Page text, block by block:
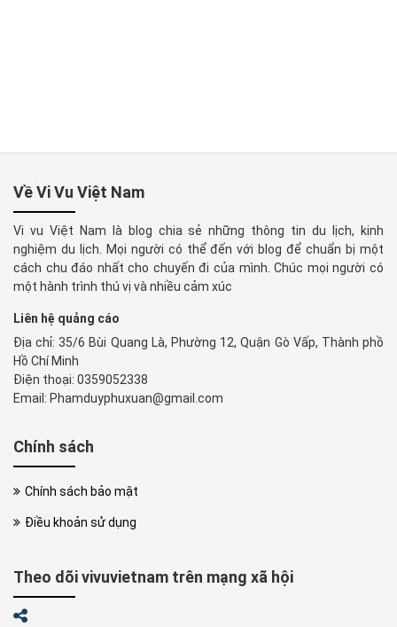
Về Vi Vu Việt Nam
Vi vu Việt Nam là blog chia sẻ những thông tin du lịch, kinh
nghiệm du lịch. Mọi người có thể đến với blog để chuẩn bị một
cách chu đáo nhất cho chuyến đi của mình. Chúc mọi người có
một hành trình thú vị và nhiều cảm xúc
Liên hệ quảng cáo
Địa chỉ: 35/6 Bùi Quang Là, Phường 12, Quận Gò Vấp, Thành phồ
Hồ Chí Minh
Điện thoại: 0359052338
Email: Phamduyphuxuan@gmail.com
Chính sách
Chính sách bảo mật
Điều khoản sử dụng
Theo dõi vivuvietnam trên mạng xã hội